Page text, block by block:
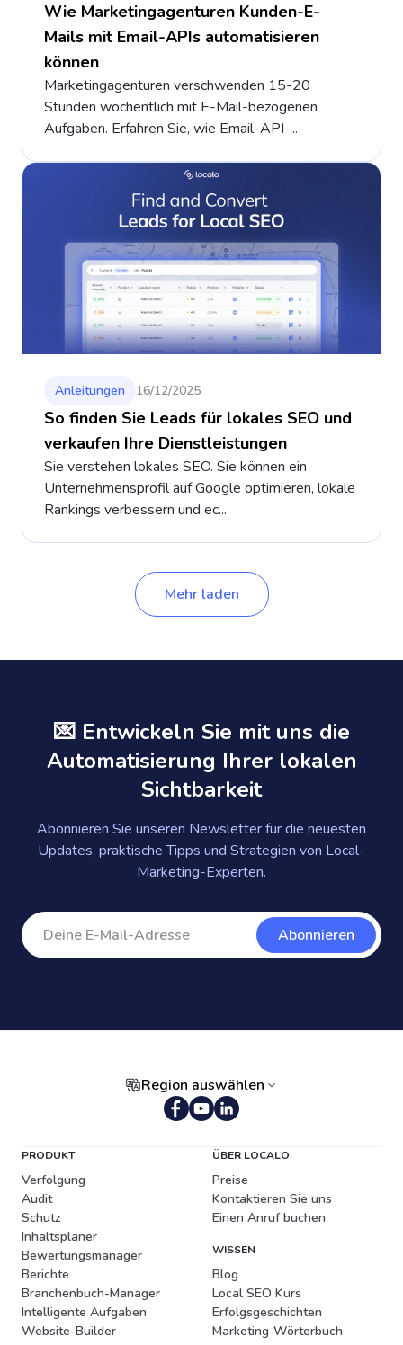
Wie Marketingagenturen Kunden-E-
Mails mit Email-APIs automatisieren
können
Marketingagenturen verschwenden 15-20
Stunden wöchentlich mit E-Mail-bezogenen
Aufgaben. Erfahren Sie, wie Email-API-...
Anleitungen 16/12/2025
So finden Sie Leads für lokales SEO und
verkaufen Ihre Dienstleistungen
Sie verstehen lokales SEO. Sie können ein
Unternehmensprofil auf Google optimieren, lokale
Rankings verbessern und ec...
Mehr laden
💌 Entwickeln Sie mit uns die
Automatisierung Ihrer lokalen
Sichtbarkeit
Abonnieren Sie unseren Newsletter für die neuesten
Updates, praktische Tipps und Strategien von Local-
Marketing-Experten.
Abonnieren
Region auswählen
PRODUKT
Verfolgung
Audit
Schutz
Inhaltsplaner
Bewertungsmanager
Berichte
Branchenbuch-Manager
Intelligente Aufgaben
Website-Builder
ÜBER LOCALO
Preise
Kontaktieren Sie uns
Einen Anruf buchen
WISSEN
Blog
Local SEO Kurs
Erfolgsgeschichten
Marketing-Wörterbuch